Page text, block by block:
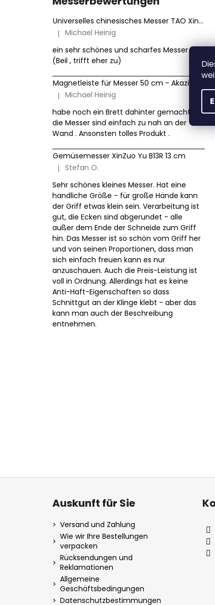
Universelles chinesisches Messer TAO XinZuo Jiang B46D 18 cm
Die Produktbewertung beträgt 5 von 5 Sternen.
| Michael Heinig
ein sehr schönes und scharfes Messer
(Beil , trifft eher zu)
Die Produktbewertung beträgt 5 von 5
| Michael Heinig
habe noch ein Brett dahinter gemacht ,
die Messer sind einfach zu nah an der
Wand . Ansonsten tolles Produkt .
Gemüsemesser XinZuo Yu B13R 13 cm
Die Produktbewertung beträgt 5 von 5 Sternen.
| Stefan O.
Sehr schönes kleines Messer. Hat eine
handliche Größe - für große Hände kann
der Griff etwas klein sein. Verarbeitung ist
gut, die Ecken sind abgerundet - alle
außer dem Ende der Schneide zum Griff
hin. Das Messer ist so schön vom Griff her
und von seinen Proportionen, dass man
sich einfach freuen kann es nur
anzuschauen. Auch die Preis-Leistung ist
voll in Ordnung. Allerdings hat es keine
Anti-Haft-Eigenschaften so dass
Schnittgut an der Klinge klebt - aber das
kann man auch der Beschreibung
entnehmen.
F
Auskunft für Sie
Versand und Zahlung
Wie wir Ihre Bestellungen
verpacken
Rücksendungen und
Reklamationen
Allgemeine
Geschäftsbedingungen
Datenschutzbestimmungen